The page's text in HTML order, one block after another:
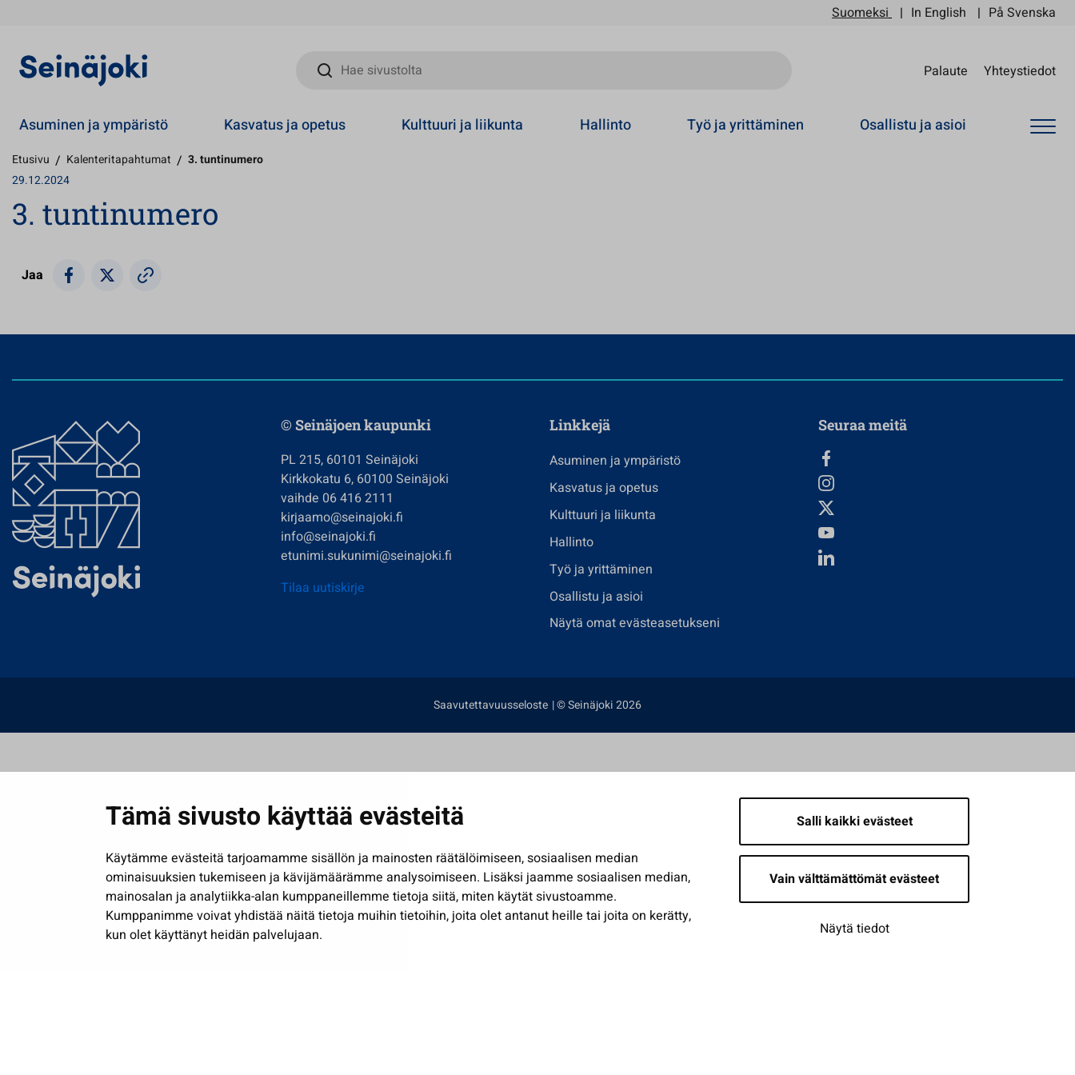
Tämä sivusto käyttää evästeitä
Käytämme evästeitä tarjoamamme sisällön ja mainosten räätälöimiseen, sosiaalisen median
ominaisuuksien tukemiseen ja kävijämäärämme analysoimiseen. Lisäksi jaamme sosiaalisen median,
mainosalan ja analytiikka-alan kumppaneillemme tietoja siitä, miten käytät sivustoamme.
Kumppanimme voivat yhdistää näitä tietoja muihin tietoihin, joita olet antanut heille tai joita on kerätty,
kun olet käyttänyt heidän palvelujaan.
Salli kaikki evästeet
Vain välttämättömät evästeet
Näytä tiedot
Suomeksi In English På Svenska
Hae sivustolta
Palaute Yhteystiedot
Asuminen ja ympäristö Kasvatus ja opetus Kulttuuri ja liikunta Hallinto Työ ja yrittäminen Osallistu ja asioi
Etusivu / Kalenteritapahtumat / 3. tuntinumero
29.12.2024
3. tuntinumero
Jaa
© Seinäjoen kaupunki
PL 215, 60101 Seinäjoki
Kirkkokatu 6, 60100 Seinäjoki
vaihde 06 416 2111
kirjaamo@seinajoki.fi
info@seinajoki.fi
etunimi.sukunimi@seinajoki.fi
Tilaa uutiskirje
Linkkejä
Asuminen ja ympäristö
Kasvatus ja opetus
Kulttuuri ja liikunta
Hallinto
Työ ja yrittäminen
Osallistu ja asioi
Näytä omat evästeasetukseni
Seuraa meitä
Saavutettavuusseloste | © Seinäjoki 2026